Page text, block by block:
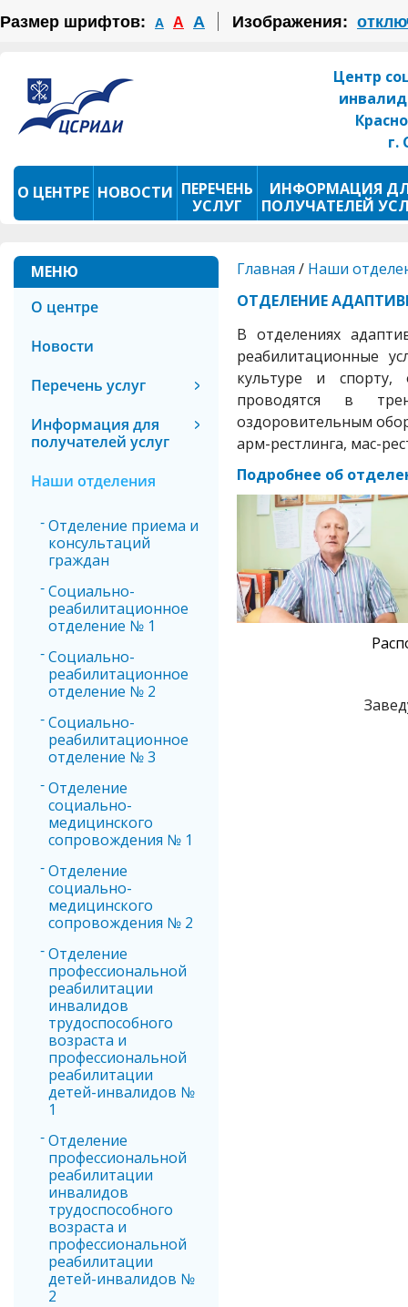
Размер шрифтов: А А А Изображения:
Центр
г.
О ЦЕНТРЕ НОВОСТИ ПЕРЕЧЕНЬ
УСЛУГ
ИНФОРМАЦИЯ
ПОЛУЧАТЕЛЕЙ
ПРОКАТ ТСР ФОТОКОНКУРС
МЕНЮ
О центре
Новости
Перечень услуг
Информация для
получателей услуг
Наши отделения
Отделение приема и
консультаций
граждан
Социально-
реабилитационное
отделение № 1
Социально-
реабилитационное
отделение № 2
Социально-
реабилитационное
отделение № 3
Отделение
социально-
медицинского
сопровождения № 1
Отделение
социально-
медицинского
сопровождения № 2
Отделение
профессиональной
реабилитации
инвалидов
трудоспособного
возраста и
профессиональной
реабилитации
детей-инвалидов №
1
Отделение
профессиональной
реабилитации
инвалидов
трудоспособного
возраста и
профессиональной
реабилитации
детей-инвалидов №
2
Главная / Наши
ОТДЕЛЕНИЕ
В отделениях
реабилитационные
культуре и спорту,
проводятся в
оздоровительным
арм-рестлинга, мас-
Подробнее об